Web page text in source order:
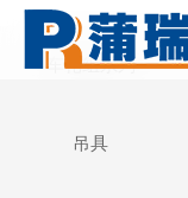
车轮组系列
吊具